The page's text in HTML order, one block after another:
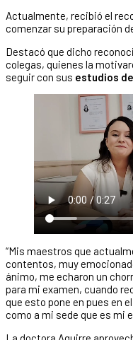
Actualmente, recibió el
comenzar su preparación
Destacó que dicho
colegas, quienes la
seguir con sus estudios
“Mis maestros que
contentos, muy
ánimo, me echaron un
para mi examen, cuando
que esto pone en pues en
como a mi sede que es mi